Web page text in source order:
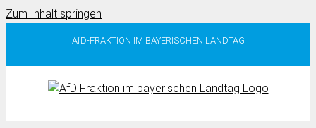
Zum Inhalt springen
AfD-FRAKTION IM BAYERISCHEN LANDTAG